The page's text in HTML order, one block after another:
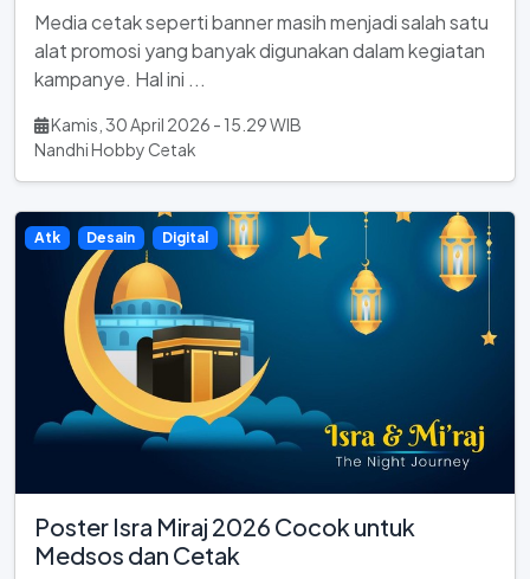
Media cetak seperti banner masih menjadi salah satu
alat promosi yang banyak digunakan dalam kegiatan
kampanye. Hal ini ...
Kamis, 30 April 2026 - 15.29 WIB
Nandhi Hobby Cetak
Atk Desain Digital
Poster Isra Miraj 2026 Cocok untuk
Medsos dan Cetak